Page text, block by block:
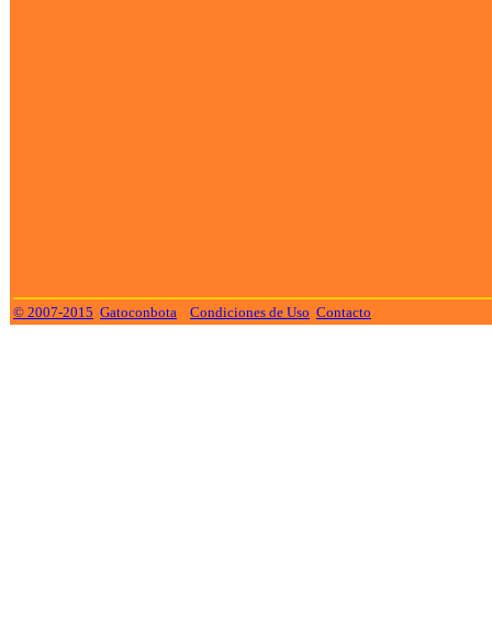
© 2007-2015 Gatoconbota Condiciones de Uso Contacto